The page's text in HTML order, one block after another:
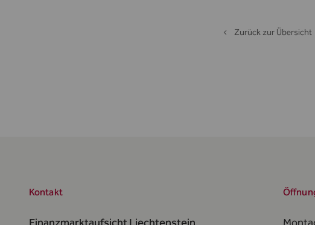
Zurück zur Übersicht
Kontakt